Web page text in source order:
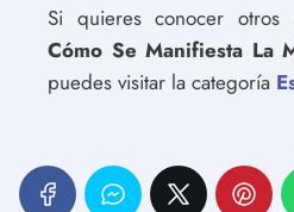
Si quieres conocer otros
Cómo Se Manifiesta La
puedes visitar la categoría